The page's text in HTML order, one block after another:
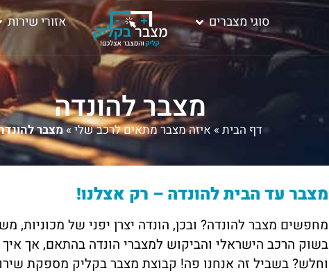
סוגי מצברים אזורי שירות
מצבר להונדה
דף הבית » איזה מצבר מתאים לרכב שלי»מצבר
מצבר עד הבית להונדה – רק אצלנו!
מחפשים מצבר להונדה? ובכן, הונדה יצרן יפני של מכוניות,
בשוק הרכב הישראלי והביקוש למצברי הונדה בהתאם, אך